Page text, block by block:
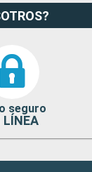
seguro
LÍNEA